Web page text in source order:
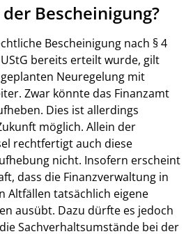
Bescheinigung?
Bescheinigung nach § 4
bereits erteilt wurde, gilt
Neuregelung mit
Zwar könnte das Finanzamt
Dies ist allerdings
möglich. Allein der
rechtfertigt auch diese
nicht. Insofern erscheint
dass die Finanzverwaltung in
Altfällen tatsächlich eigene
ausübt. Dazu dürfte es jedoch
Sachverhaltsumstände bei der